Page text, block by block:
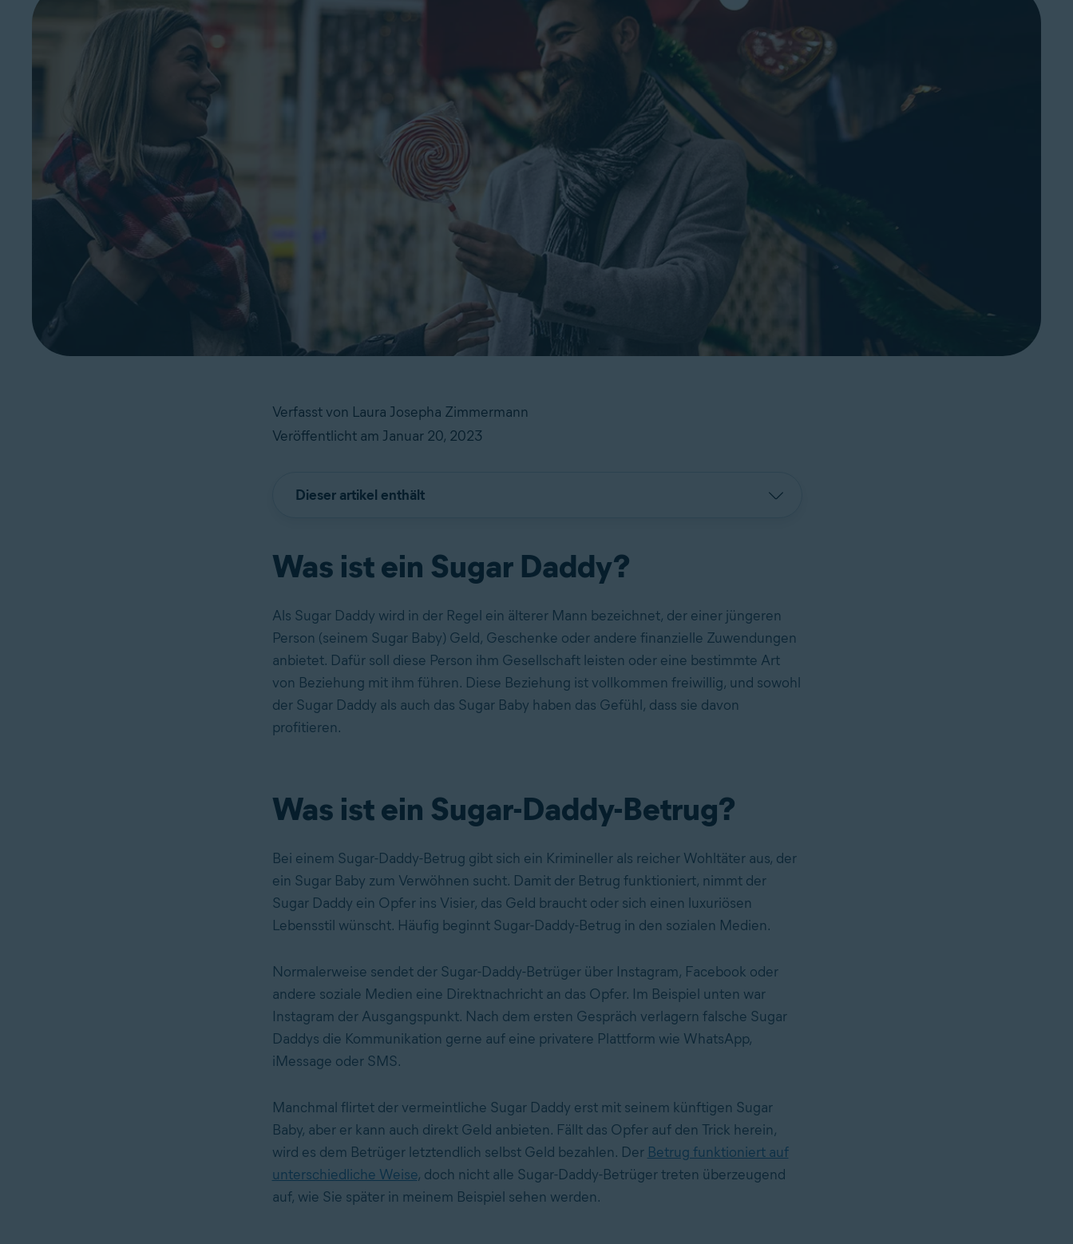
Verfasst von Laura Josepha Zimmermann
Veröffentlicht am Januar 20, 2023
Dieser artikel enthält
Was ist ein Sugar Daddy?
Als Sugar Daddy wird in der Regel ein älterer Mann bezeichnet, der einer jüngeren
Person (seinem Sugar Baby) Geld, Geschenke oder andere finanzielle Zuwendungen
anbietet. Dafür soll diese Person ihm Gesellschaft leisten oder eine bestimmte Art
von Beziehung mit ihm führen. Diese Beziehung ist vollkommen freiwillig, und sowohl
der Sugar Daddy als auch das Sugar Baby haben das Gefühl, dass sie davon
profitieren.
Was ist ein Sugar-Daddy-Betrug?
Bei einem Sugar-Daddy-Betrug gibt sich ein Krimineller als reicher Wohltäter aus, der
ein Sugar Baby zum Verwöhnen sucht. Damit der Betrug funktioniert, nimmt der
Sugar Daddy ein Opfer ins Visier, das Geld braucht oder sich einen luxuriösen
Lebensstil wünscht. Häufig beginnt Sugar-Daddy-Betrug in den sozialen Medien.
Normalerweise sendet der Sugar-Daddy-Betrüger über Instagram, Facebook oder
andere soziale Medien eine Direktnachricht an das Opfer. Im Beispiel unten war
Instagram der Ausgangspunkt. Nach dem ersten Gespräch verlagern falsche Sugar
Daddys die Kommunikation gerne auf eine privatere Plattform wie WhatsApp,
iMessage oder SMS.
Manchmal flirtet der vermeintliche Sugar Daddy erst mit seinem künftigen Sugar
Baby, aber er kann auch direkt Geld anbieten. Fällt das Opfer auf den Trick herein,
wird es dem Betrüger letztendlich selbst Geld bezahlen. Der Betrug funktioniert auf
unterschiedliche Weise, doch nicht alle Sugar-Daddy-Betrüger treten überzeugend
auf, wie Sie später in meinem Beispiel sehen werden.